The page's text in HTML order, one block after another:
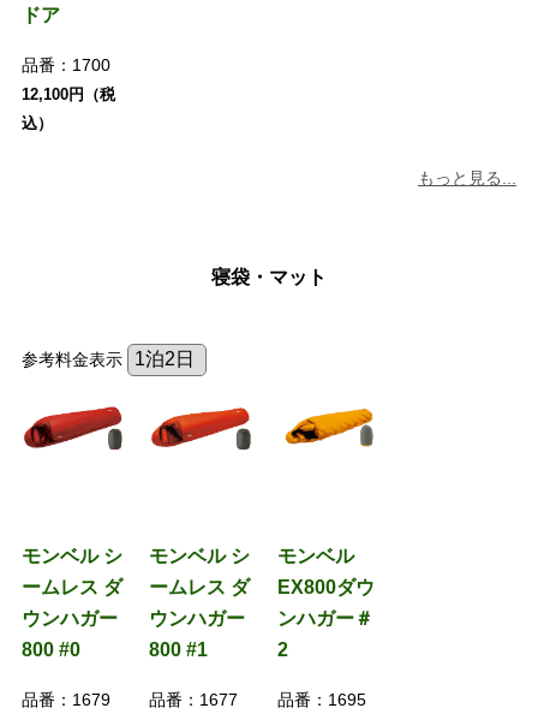
ドア
品番： 1700
12,100円（税
込）
もっと見る...
寝袋・マット
参考料金表示
モンベル シ
ームレス ダ
ウンハガー
800 #0
品番： 1679
モンベル シ
ームレス ダ
ウンハガー
800 #1
品番： 1677
モンベル
EX800ダウ
ンハガー＃
2
品番： 1695